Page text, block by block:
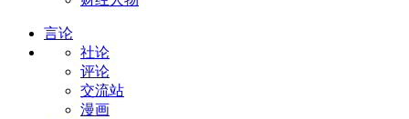
言论
社论
评论
交流站
漫画